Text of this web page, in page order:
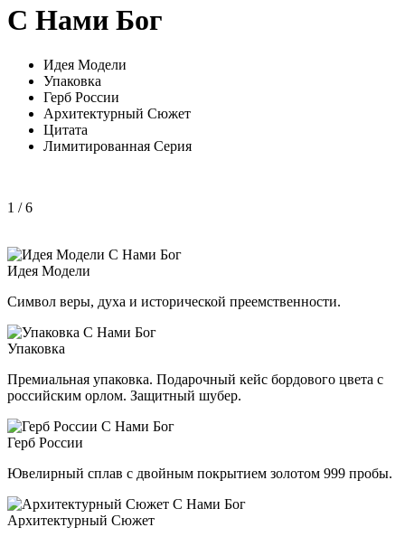
С Нами Бог
Идея Модели
Упаковка
Герб России
Архитектурный Сюжет
Цитата
Лимитированная Серия
1 / 6
Идея Модели
Символ веры, духа и исторической преемственности.
Упаковка
Премиальная упаковка. Подарочный кейс бордового цвета с
российским орлом. Защитный шубер.
Герб России
Ювелирный сплав с двойным покрытием золотом 999 пробы.
Архитектурный Сюжет